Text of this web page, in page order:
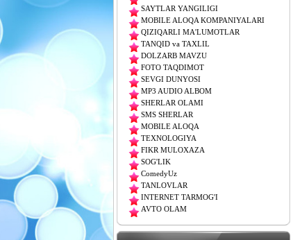
SAYTLAR YANGILIGI
MOBILE ALOQA KOMPANIYALARI
QIZIQARLI MA'LUMOTLAR
TANQID va TAXLIL
DOLZARB MAVZU
FOTO TAQDIMOT
SEVGI DUNYOSI
MP3 AUDIO ALBOM
SHERLAR OLAMI
SMS SHERLAR
MOBILE ALOQA
TEXNOLOGIYA
FIKR MULOXAZA
SOG'LIK
ComedyUz
TANLOVLAR
INTERNET TARMOG'I
AVTO OLAM